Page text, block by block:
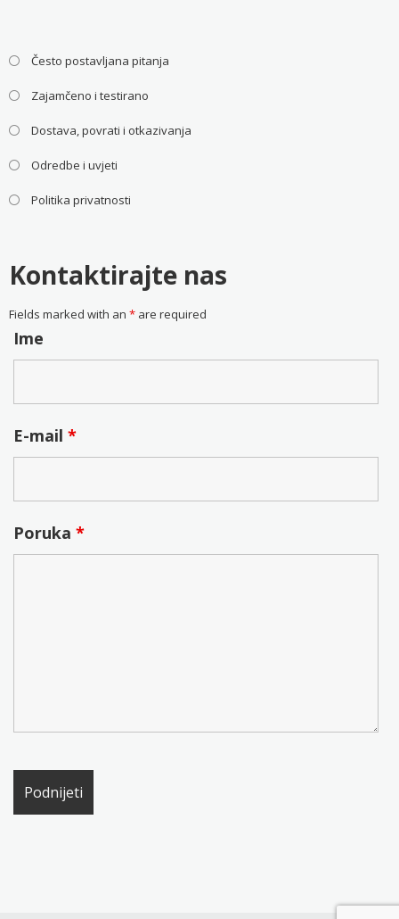
Često postavljana pitanja
Zajamčeno i testirano
Dostava, povrati i otkazivanja
Odredbe i uvjeti
Politika privatnosti
Kontaktirajte nas
Fields marked with an *are required
Ime
E-mail *
Poruka *